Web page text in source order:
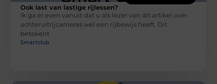
Ook last van lastige rijlessen?
Ik ga er even vanuit dat u als lezer van dit artikel over
achteruitrijcameras wel een rijbewijs heeft. Dit
betekent
Smartclub